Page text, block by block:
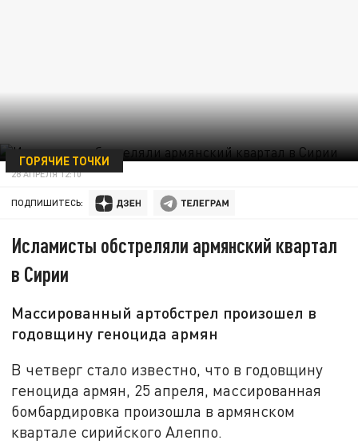
ГОРЯЧИЕ ТОЧКИ
28 АПРЕЛЯ 12:10
ПОДПИШИТЕСЬ:
Исламисты обстреляли армянский квартал
в Сирии
Массированный артобстрел произошел в
годовщину геноцида армян
В четверг стало известно, что в годовщину
геноцида армян, 25 апреля, массированная
бомбардировка произошла в армянском
квартале сирийского Алеппо.